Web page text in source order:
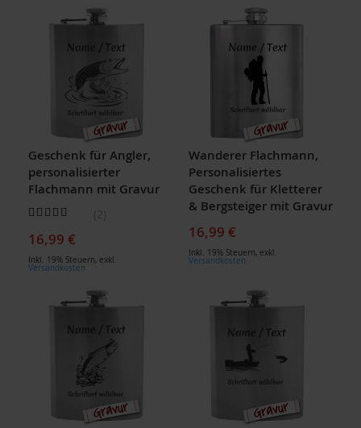
Geschenk für Angler,
personalisierter
Flachmann mit Gravur
Bewertung:
16,99 €
Inkl. 19% Steuern, exkl.
Versandkosten
Wanderer Flachmann,
Personalisiertes
Geschenk für Kletterer
& Bergsteiger mit Gravur
16,99 €
Inkl. 19% Steuern, exkl.
Versandkosten